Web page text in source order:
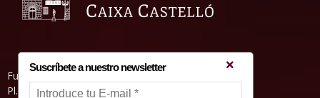
Fundació Caixa Castelló • Casa Abadía
Pl. de l’Herba, s/nº. 12001 Castelló de la Plana
Suscríbete a nuestro newsletter